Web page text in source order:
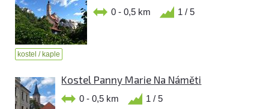
0 - 0,5 km 1 / 5
kostel / kaple
Kostel Panny Marie Na Náměti
0 - 0,5 km 1 / 5